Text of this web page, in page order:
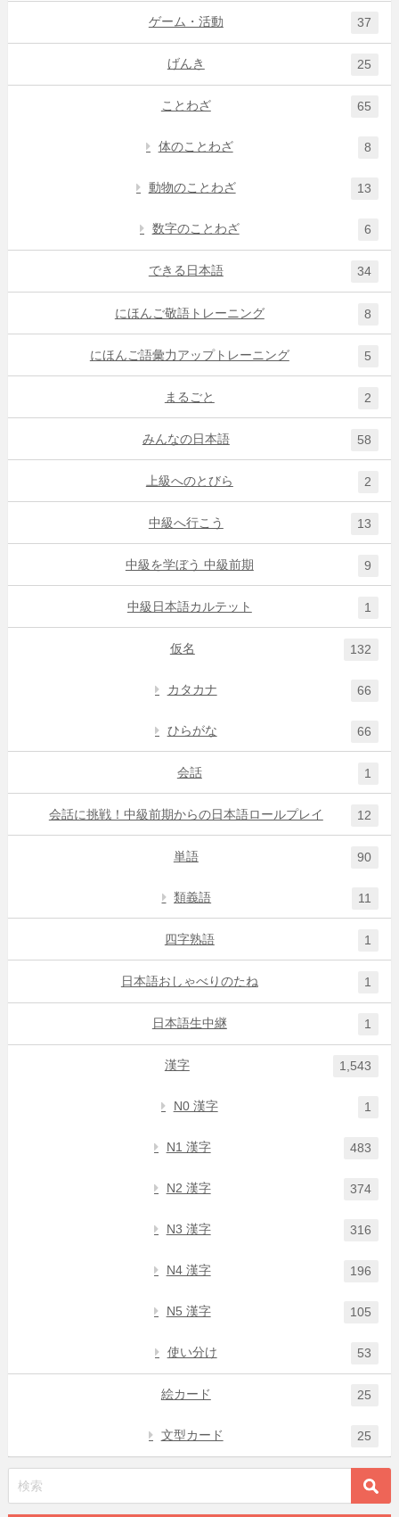
ゲーム・活動 37
げんき 25
ことわざ 65
体のことわざ 8
動物のことわざ 13
数字のことわざ 6
できる日本語 34
にほんご敬語トレーニング 8
にほんご語彙力アップトレーニング 5
まるごと 2
みんなの日本語 58
上級へのとびら 2
中級へ行こう 13
中級を学ぼう 中級前期 9
中級日本語カルテット 1
仮名 132
カタカナ 66
ひらがな 66
会話 1
会話に挑戦！中級前期からの日本語ロールプレイ 12
単語 90
類義語 11
四字熟語 1
日本語おしゃべりのたね 1
日本語生中継 1
漢字 1,543
N0 漢字 1
N1 漢字 483
N2 漢字 374
N3 漢字 316
N4 漢字 196
N5 漢字 105
使い分け 53
絵カード 25
文型カード 25